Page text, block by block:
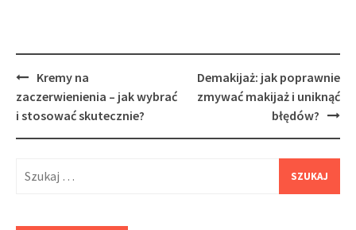
Post
navigation
Kremy na
zaczerwienienia – jak wybrać
i stosować skutecznie?
Demakijaż: jak poprawnie
zmywać makijaż i uniknąć
błędów?